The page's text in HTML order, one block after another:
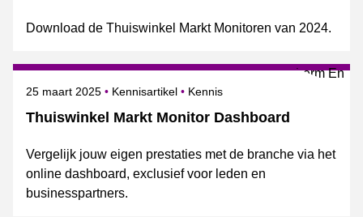
Download de Thuiswinkel Markt Monitoren van 2024.
Thuiswinkel Markt Monitor Dashboard
Gepubliceerd op
25 maart 2025 Kennisartikel Onderwerpen
Kennis
Vergelijk jouw eigen prestaties met de branche via het
online dashboard, exclusief voor leden en
businesspartners.